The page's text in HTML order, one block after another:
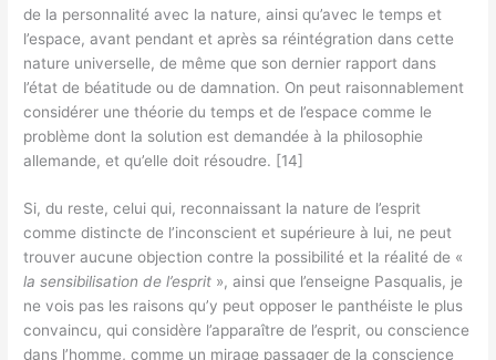
de la personnalité avec la nature, ainsi qu’avec le temps et
l’espace, avant pendant et après sa réintégration dans cette
nature universelle, de même que son dernier rapport dans
l’état de béatitude ou de damnation. On peut raisonnablement
considérer une théorie du temps et de l’espace comme le
problème dont la solution est demandée à la philosophie
allemande, et qu’elle doit résoudre. [14]
Si, du reste, celui qui, reconnaissant la nature de l’esprit
comme distincte de l’inconscient et supérieure à lui, ne peut
trouver aucune objection contre la possibilité et la réalité de «
la sensibilisation de l’esprit », ainsi que l’enseigne Pasqualis, je
ne vois pas les raisons qu’y peut opposer le panthéiste le plus
convaincu, qui considère l’apparaître de l’esprit, ou conscience
dans l’homme, comme un mirage passager de la conscience